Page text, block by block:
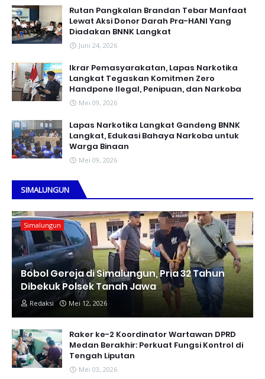
Rutan Pangkalan Brandan Tebar Manfaat
Lewat Aksi Donor Darah Pra-HANI Yang
Diadakan BNNK Langkat
Juni 24, 2026
Ikrar Pemasyarakatan, Lapas Narkotika
Langkat Tegaskan Komitmen Zero
Handpone llegal, Penipuan, dan Narkoba
Mei 09, 2026
Lapas Narkotika Langkat Gandeng BNNK
Langkat, Edukasi Bahaya Narkoba untuk
Warga Binaan
Mei 09, 2026
SIMALUNGUN
Simalungun
Bobol Gereja di Simalungun, Pria 32 Tahun
Dibekuk Polsek Tanah Jawa
Redaksi Mei 12, 2026
Raker ke-2 Koordinator Wartawan DPRD
Medan Berakhir: Perkuat Fungsi Kontrol di
Tengah Liputan
Mei 03, 2026